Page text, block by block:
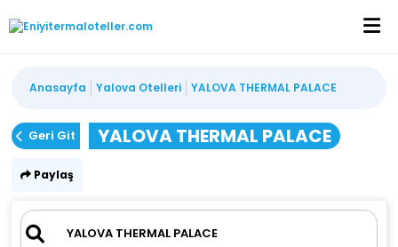
Anasayfa Yalova Otelleri YALOVA THERMAL PALACE
Geri Git YALOVA THERMAL PALACE
Paylaş